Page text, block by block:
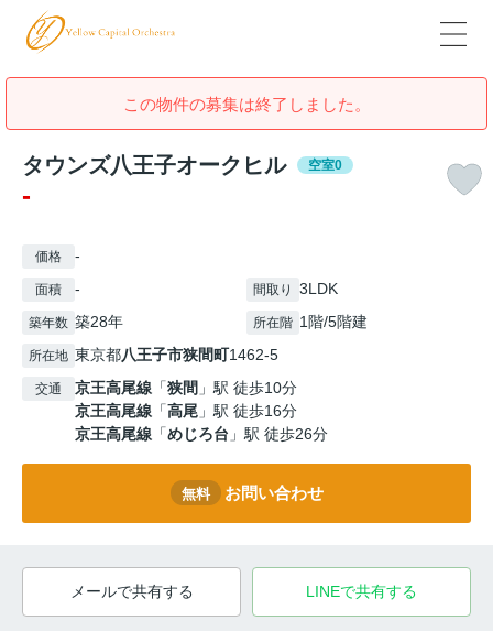
この物件の募集は終了しました。
タウンズ八王子オークヒル 空室0
-
価格 -
面積 - 間取り 3LDK
築年数 築28年 所在階 1階/5階建
所在地 東京都八王子市狭間町1462-5
交通 京王高尾線 「狭間 」駅 徒歩10分
京王高尾線 「高尾 」駅 徒歩16分
京王高尾線 「めじろ台 」駅 徒歩26分
無料 お問い合わせ
メールで共有する LINEで共有する